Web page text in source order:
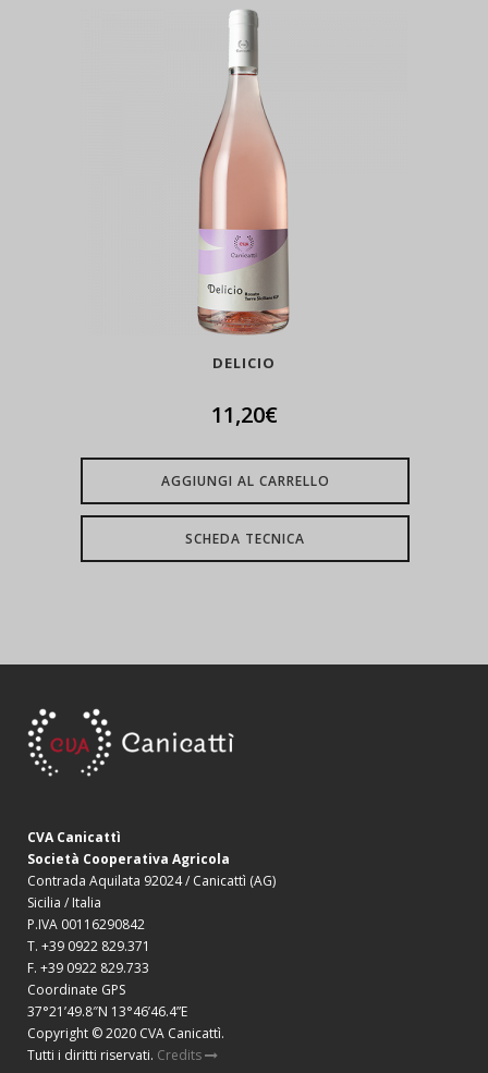
DELICIO
11,20€
AGGIUNGI AL CARRELLO
SCHEDA TECNICA
CVA Canicattì
Società Cooperativa Agricola
Contrada Aquilata 92024 / Canicattì (AG)
Sicilia / Italia
P.IVA 00116290842
T. +39 0922 829.371
F. +39 0922 829.733
Coordinate GPS
37°21’49.8″N 13°46’46.4”E
Copyright © 2020 CVA Canicattì.
Tutti i diritti riservati. Credits